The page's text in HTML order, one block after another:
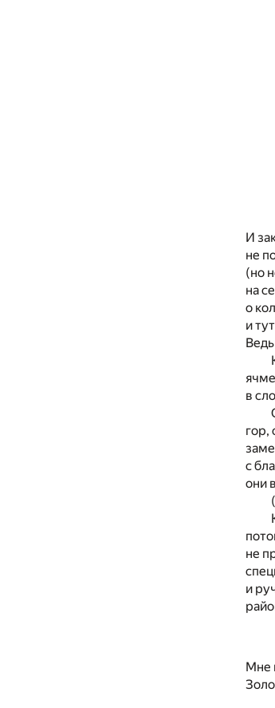
И
не
(но
на
о
и
в
гор,
с
они
не
и
Mне